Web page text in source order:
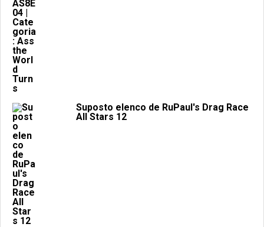
Suposto elenco de RuPaul's Drag Race
All Stars 12